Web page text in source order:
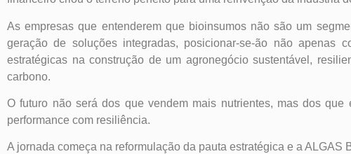
As empresas que entenderem que bioinsumos não são um
geração de soluções integradas, posicionar-se-ão não apenas
estratégicas na construção de um agronegócio sustentável,
carbono.
O futuro não será dos que vendem mais nutrientes, mas dos que
performance com resiliência.
A jornada começa na reformulação da pauta estratégica e a ALGAS